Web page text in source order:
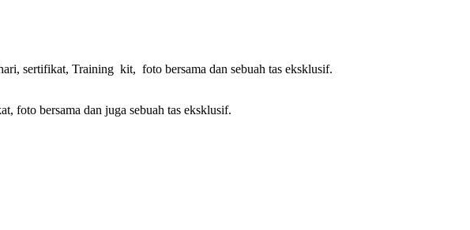
sertifikat, Training kit, foto bersama dan sebuah tas eksklusif.
foto bersama dan juga sebuah tas eksklusif.